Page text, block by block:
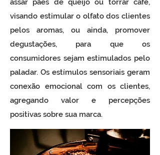
assar pães de queijo ou torrar café,
visando estimular o olfato dos clientes
pelos aromas, ou ainda, promover
degustações, para que os
consumidores sejam estimulados pelo
paladar. Os estímulos sensoriais geram
conexão emocional com os clientes,
agregando valor e percepções
positivas sobre sua marca.